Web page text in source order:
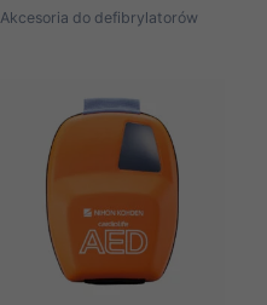
Akcesoria do defibrylatorów